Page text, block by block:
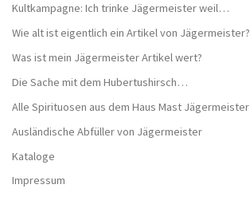
Kultkampagne: Ich trinke Jägermeister weil…
Wie alt ist eigentlich ein Artikel von Jägermeister?
Was ist mein Jägermeister Artikel wert?
Die Sache mit dem Hubertushirsch…
Alle Spirituosen aus dem Haus Mast Jägermeister
Ausländische Abfüller von Jägermeister
Kataloge
Impressum